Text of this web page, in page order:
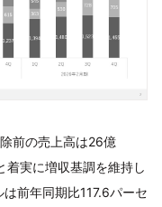
前の売上高は26億
実に増収基調を維持し
前年同期比117.6パーセ